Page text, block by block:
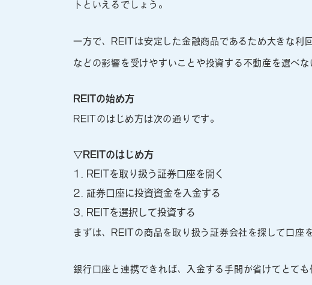
トといえるでしょう。
一方で、REITは安定した金融商品であるため大きな利
などの影響を受けやすいことや投資する不動産を選べな
REITの始め方
REITのはじめ方は次の通りです。
▽REITのはじめ方
1. REITを取り扱う証券口座を開く
2. 証券口座に投資資金を入金する
3. REITを選択して投資する
まずは、REITの商品を取り扱う証券会社を探して口座
銀行口座と連携できれば、入金する手間が省けてとて